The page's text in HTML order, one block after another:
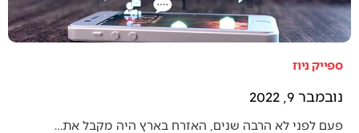
ספייק ניוז
נובמבר 9, 2022
פעם לפני לא הרבה שנים, האזרח בארץ היה מקבל את…